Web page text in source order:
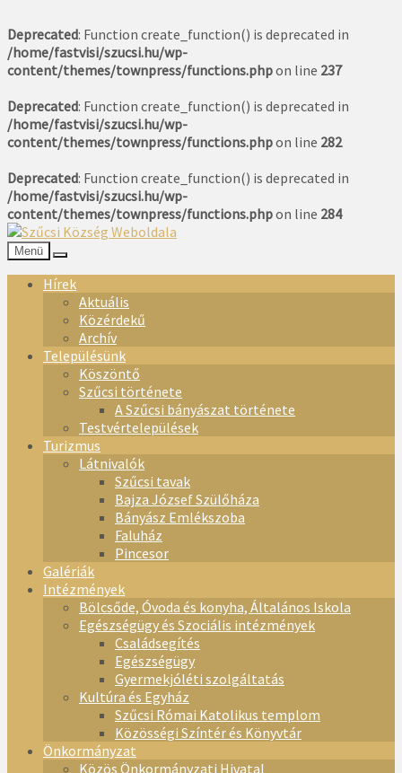
Deprecated: Function create_function() is deprecated in
/home/fastvisi/szucsi.hu/wp-
content/themes/townpress/functions.phpon line 237
Deprecated: Function create_function() is deprecated in
/home/fastvisi/szucsi.hu/wp-
content/themes/townpress/functions.phpon line 282
Deprecated: Function create_function() is deprecated in
/home/fastvisi/szucsi.hu/wp-
content/themes/townpress/functions.phpon line 284
Menü
Hírek
Aktuális
Közérdekű
Archív
Településünk
Köszöntő
Szűcsi története
A Szűcsi bányászat története
Testvértelepülések
Turizmus
Látnivalók
Szűcsi tavak
Bajza József Szülőháza
Bányász Emlékszoba
Faluház
Pincesor
Galériák
Intézmények
Bölcsőde, Óvoda és konyha, Általános Iskola
Egészségügy és Szociális intézmények
Családsegítés
Egészségügy
Gyermekjóléti szolgáltatás
Kultúra és Egyház
Szűcsi Római Katolikus templom
Közösségi Színtér és Könyvtár
Önkormányzat
Közös Önkormányzati Hivatal